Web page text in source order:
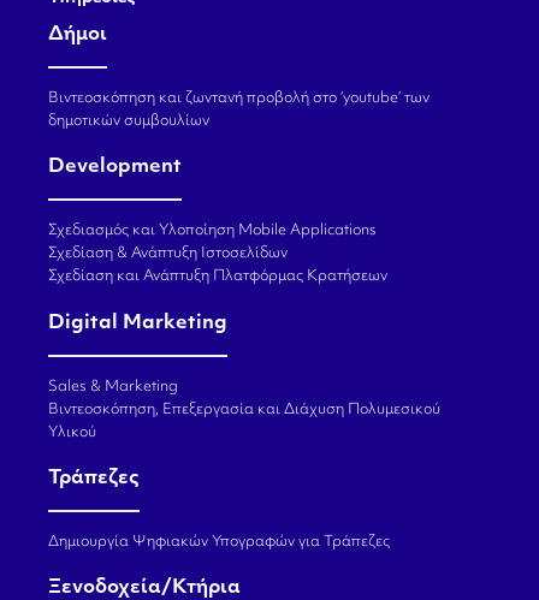
Δήμοι
Βιντεοσκόπηση και ζωντανή προβολή στο ‘youtube’ των
δημοτικών συμβουλίων
Development
Σχεδιασμός και Υλοποίηση Mobile Applications
Σχεδίαση & Ανάπτυξη Ιστοσελίδων
Σχεδίαση και Ανάπτυξη Πλατφόρμας Κρατήσεων
Digital Marketing
Sales & Marketing
Βιντεοσκόπηση, Επεξεργασία και Διάχυση Πολυμεσικού
Υλικού
Τράπεζες
Δημιουργία Ψηφιακών Υπογραφών για Τράπεζες
Ξενοδοχεία/Κτήρια